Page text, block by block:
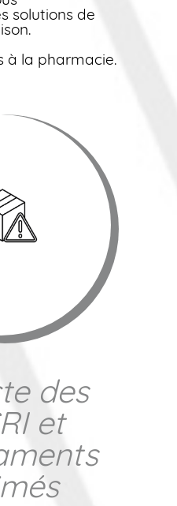
solutions de
à la pharmacie.
des
et